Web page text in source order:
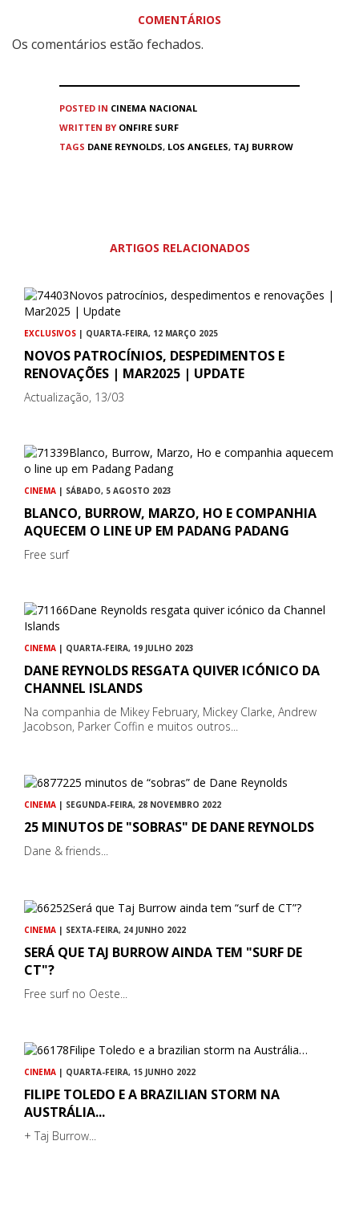
COMENTÁRIOS
Os comentários estão fechados.
POSTED IN CINEMA NACIONAL
WRITTEN BY ONFIRE SURF
TAGS DANE REYNOLDS, LOS ANGELES, TAJ BURROW
ARTIGOS RELACIONADOS
EXCLUSIVOS | QUARTA-FEIRA, 12 MARÇO 2025
NOVOS PATROCÍNIOS, DESPEDIMENTOS E
RENOVAÇÕES | MAR2025 | UPDATE
Actualização, 13/03
CINEMA | SÁBADO, 5 AGOSTO 2023
BLANCO, BURROW, MARZO, HO E COMPANHIA
AQUECEM O LINE UP EM PADANG PADANG
Free surf
CINEMA | QUARTA-FEIRA, 19 JULHO 2023
DANE REYNOLDS RESGATA QUIVER ICÓNICO DA
CHANNEL ISLANDS
Na companhia de Mikey February, Mickey Clarke, Andrew
Jacobson, Parker Coffin e muitos outros...
CINEMA | SEGUNDA-FEIRA, 28 NOVEMBRO 2022
25 MINUTOS DE "SOBRAS" DE DANE REYNOLDS
Dane & friends...
CINEMA | SEXTA-FEIRA, 24 JUNHO 2022
SERÁ QUE TAJ BURROW AINDA TEM "SURF DE
CT"?
Free surf no Oeste...
CINEMA | QUARTA-FEIRA, 15 JUNHO 2022
FILIPE TOLEDO E A BRAZILIAN STORM NA
AUSTRÁLIA...
+ Taj Burrow...